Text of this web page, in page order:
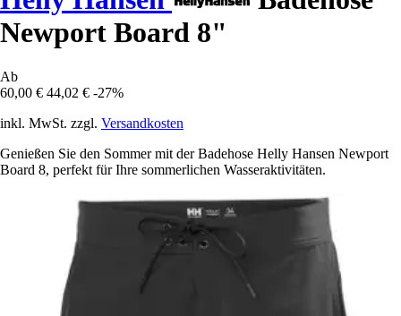
Newport Board 8"
Ab
60,00 € 44,02 € -27%
inkl. MwSt. zzgl. Versandkosten
Genießen Sie den Sommer mit der Badehose Helly Hansen Newport
Board 8, perfekt für Ihre sommerlichen Wasseraktivitäten.